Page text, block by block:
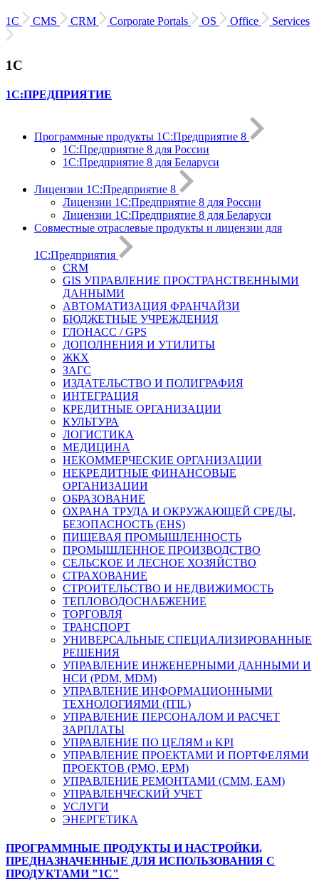
1С CMS CRM Corporate Portals OS Office Services
1С
1С:ПРЕДПРИЯТИЕ
Программные продукты 1С:Предприятие 8
1С:Предприятие 8 для России
1С:Предприятие 8 для Беларуси
Лицензии 1С:Предприятие 8
Лицензии 1С:Предприятие 8 для России
Лицензии 1С:Предприятие 8 для Беларуси
Совместные отраслевые продукты и лицензии для
1С:Предприятия
CRM
GIS УПРАВЛЕНИЕ ПРОСТРАНСТВЕННЫМИ
ДАННЫМИ
АВТОМАТИЗАЦИЯ ФРАНЧАЙЗИ
БЮДЖЕТНЫЕ УЧРЕЖДЕНИЯ
ГЛОНАСС / GPS
ДОПОЛНЕНИЯ И УТИЛИТЫ
ЖКХ
ЗАГС
ИЗДАТЕЛЬСТВО И ПОЛИГРАФИЯ
ИНТЕГРАЦИЯ
КРЕДИТНЫЕ ОРГАНИЗАЦИИ
КУЛЬТУРА
ЛОГИСТИКА
МЕДИЦИНА
НЕКОММЕРЧЕСКИЕ ОРГАНИЗАЦИИ
НЕКРЕДИТНЫЕ ФИНАНСОВЫЕ
ОРГАНИЗАЦИИ
ОБРАЗОВАНИЕ
ОХРАНА ТРУДА И ОКРУЖАЮЩЕЙ СРЕДЫ,
БЕЗОПАСНОСТЬ (EHS)
ПИЩЕВАЯ ПРОМЫШЛЕННОСТЬ
ПРОМЫШЛЕННОЕ ПРОИЗВОДСТВО
СЕЛЬСКОЕ И ЛЕСНОЕ ХОЗЯЙСТВО
СТРАХОВАНИЕ
СТРОИТЕЛЬСТВО И НЕДВИЖИМОСТЬ
ТЕПЛОВОДОСНАБЖЕНИЕ
ТОРГОВЛЯ
ТРАНСПОРТ
УНИВЕРСАЛЬНЫЕ СПЕЦИАЛИЗИРОВАННЫЕ
РЕШЕНИЯ
УПРАВЛЕНИЕ ИНЖЕНЕРНЫМИ ДАННЫМИ И
НСИ (PDM, MDM)
УПРАВЛЕНИЕ ИНФОРМАЦИОННЫМИ
ТЕХНОЛОГИЯМИ (ITIL)
УПРАВЛЕНИЕ ПЕРСОНАЛОМ И РАСЧЕТ
ЗАРПЛАТЫ
УПРАВЛЕНИЕ ПО ЦЕЛЯМ и KPI
УПРАВЛЕНИЕ ПРОЕКТАМИ И ПОРТФЕЛЯМИ
ПРОЕКТОВ (PMO, EPM)
УПРАВЛЕНИЕ РЕМОНТАМИ (CMM, EAM)
УПРАВЛЕНЧЕСКИЙ УЧЕТ
УСЛУГИ
ЭНЕРГЕТИКА
ПРОГРАММНЫЕ ПРОДУКТЫ И НАСТРОЙКИ,
ПРЕДНАЗНАЧЕННЫЕ ДЛЯ ИСПОЛЬЗОВАНИЯ С
ПРОДУКТАМИ "1С"